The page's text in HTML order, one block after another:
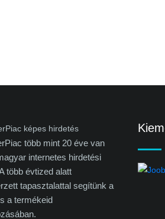
több mint 20 éve van
internetes hirdetési
több évtized alatt
tapasztalattal segítünk a
a termékeid